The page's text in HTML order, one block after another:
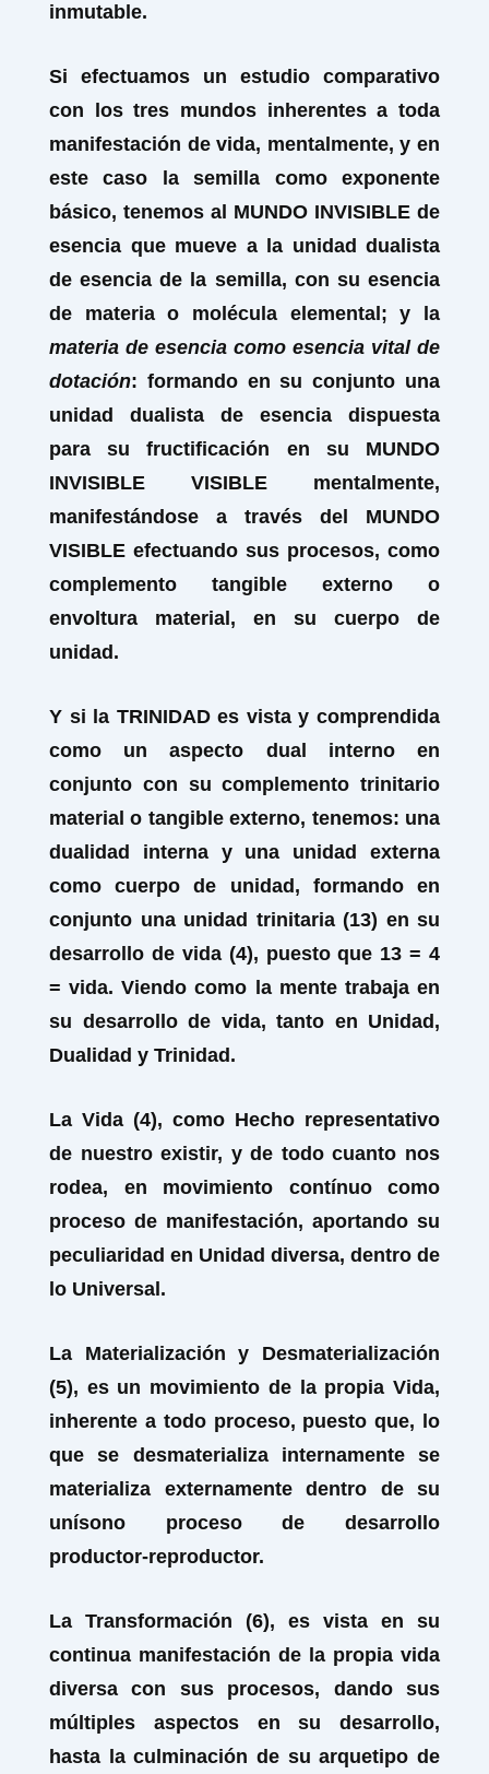
inmutable.
Si efectuamos un estudio comparativo
con los tres mundos inherentes a toda
manifestación de vida, mentalmente, y en
este caso lasemilla como exponente
básico, tenemos al MUNDO INVISIBLE de
esencia que mueve a la unidad dualista
de esencia de la semilla, con su esencia
de materia o molécula elemental; y la
materia de esencia como esencia vital de
dotación: formando en su conjunto una
unidad dualista de esencia dispuesta
para su fructificación en su MUNDO
INVISIBLE VISIBLE mentalmente,
manifestándose a través del MUNDO
VISIBLE efectuando sus procesos, como
complemento tangible externo o
envoltura material, en su cuerpo de
unidad.
Y si la TRINIDAD es vista y comprendida
como un aspecto dual interno en
conjunto con su complemento trinitario
material o tangible externo, tenemos: una
dualidad interna y una unidad externa
como cuerpo de unidad, formando en
conjunto una unidad trinitaria (13) en su
desarrollo de vida (4), puesto que 13 = 4
= vida. Viendo como la mente trabaja en
su desarrollo de vida, tanto en Unidad,
Dualidad y Trinidad.
La Vida (4), como Hecho representativo
de nuestro existir, y de todo cuanto nos
rodea, en movimiento contínuo como
proceso de manifestación, aportando su
peculiaridad en Unidad diversa, dentro de
lo Universal.
La Materialización y Desmaterialización
(5), es un movimiento de la propia Vida,
inherente a todo proceso, puesto que, lo
que se desmaterializa internamente se
materializa externamente dentro de su
unísono proceso de desarrollo
productor-reproductor.
La Transformación (6), es vista en su
continua manifestación de la propia vida
diversa con sus procesos, dando sus
múltiples aspectos en su desarrollo,
hasta la culminación de su arquetipo de